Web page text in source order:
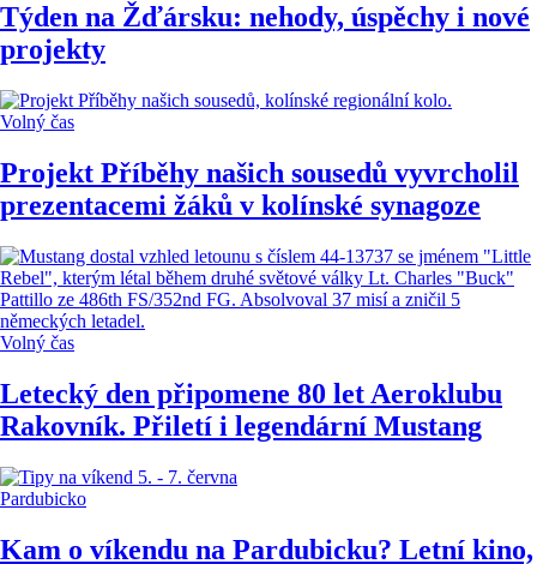
Týden na Žďársku: nehody, úspěchy i nové
projekty
Volný čas
Projekt Příběhy našich sousedů vyvrcholil
prezentacemi žáků v kolínské synagoze
Volný čas
Letecký den připomene 80 let Aeroklubu
Rakovník. Přiletí i legendární Mustang
Pardubicko
Kam o víkendu na Pardubicku? Letní kino,